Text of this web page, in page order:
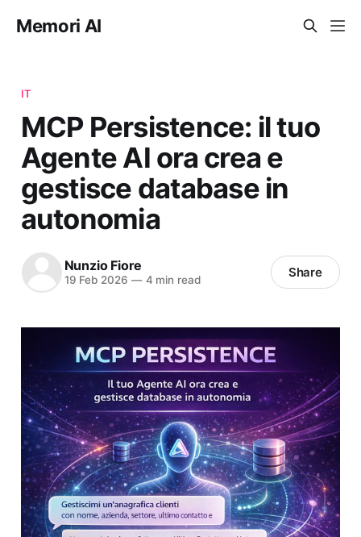
Memori AI
IT
MCP Persistence: il tuo
Agente AI ora crea e
gestisce database in
autonomia
Nunzio Fiore
19 Feb 2026 —4 min read Share